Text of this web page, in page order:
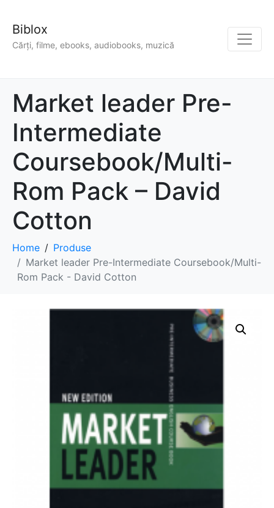
Biblox
Cărți, filme, ebooks, audiobooks, muzică
Market leader Pre-
Intermediate
Coursebook/Multi-
Rom Pack – David
Cotton
Home
Produse
Market leader Pre-Intermediate Coursebook/Multi-
Rom Pack - David Cotton